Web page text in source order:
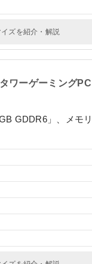
ズを紹介・解説
ワーゲーミングPC
GDDR6」
、メモリ